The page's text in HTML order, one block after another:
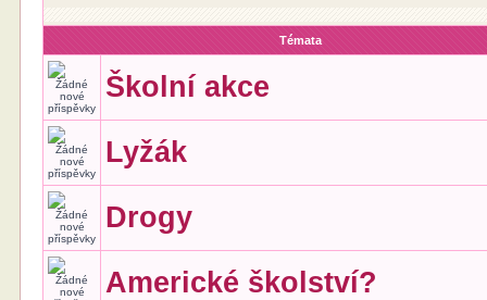
Témata
Školní akce
Lyžák
Drogy
Americké školství?